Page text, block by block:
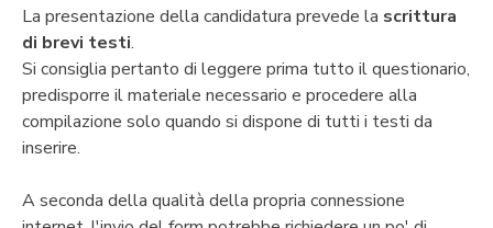
La presentazione della candidatura prevede la scrittura
di brevi testi.
Si consiglia pertanto di leggere prima tutto il questionario,
predisporre il materiale necessario e procedere alla
compilazione solo quando si dispone di tutti i testi da
inserire.
A seconda della qualità della propria connessione